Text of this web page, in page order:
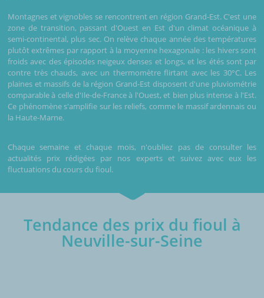
Montagnes et vignobles se rencontrent en région Grand-Est. C'est une
zone de transition, passant d'Ouest en Est d'un climat océanique à
semi-continental, plus sec. On relève chaque année des températures
plutôt extrêmes par rapport à la moyenne hexagonale : les hivers sont
froids avec des épisodes neigeux denses et longs, et les étés sont par
contre très chauds, avec un thermomètre flirtant avec les 30°C. Les
plaines et massifs de la région Grand-Est disposent d'une pluviométrie
comparable à celle d'Ile-de-France à l'Ouest, et bien plus intense à l'Est.
Ce phénomène s'amplifie sur les reliefs, comme le massif ardennais ou
la Haute-Marne.
Chaque semaine et chaque mois, n'oubliez pas de consulter les
actualités prix rédigées par nos experts et suivez avec eux les
fluctuations du cours du fioul.
Tendance des prix du fioul à
Neuville-sur-Seine